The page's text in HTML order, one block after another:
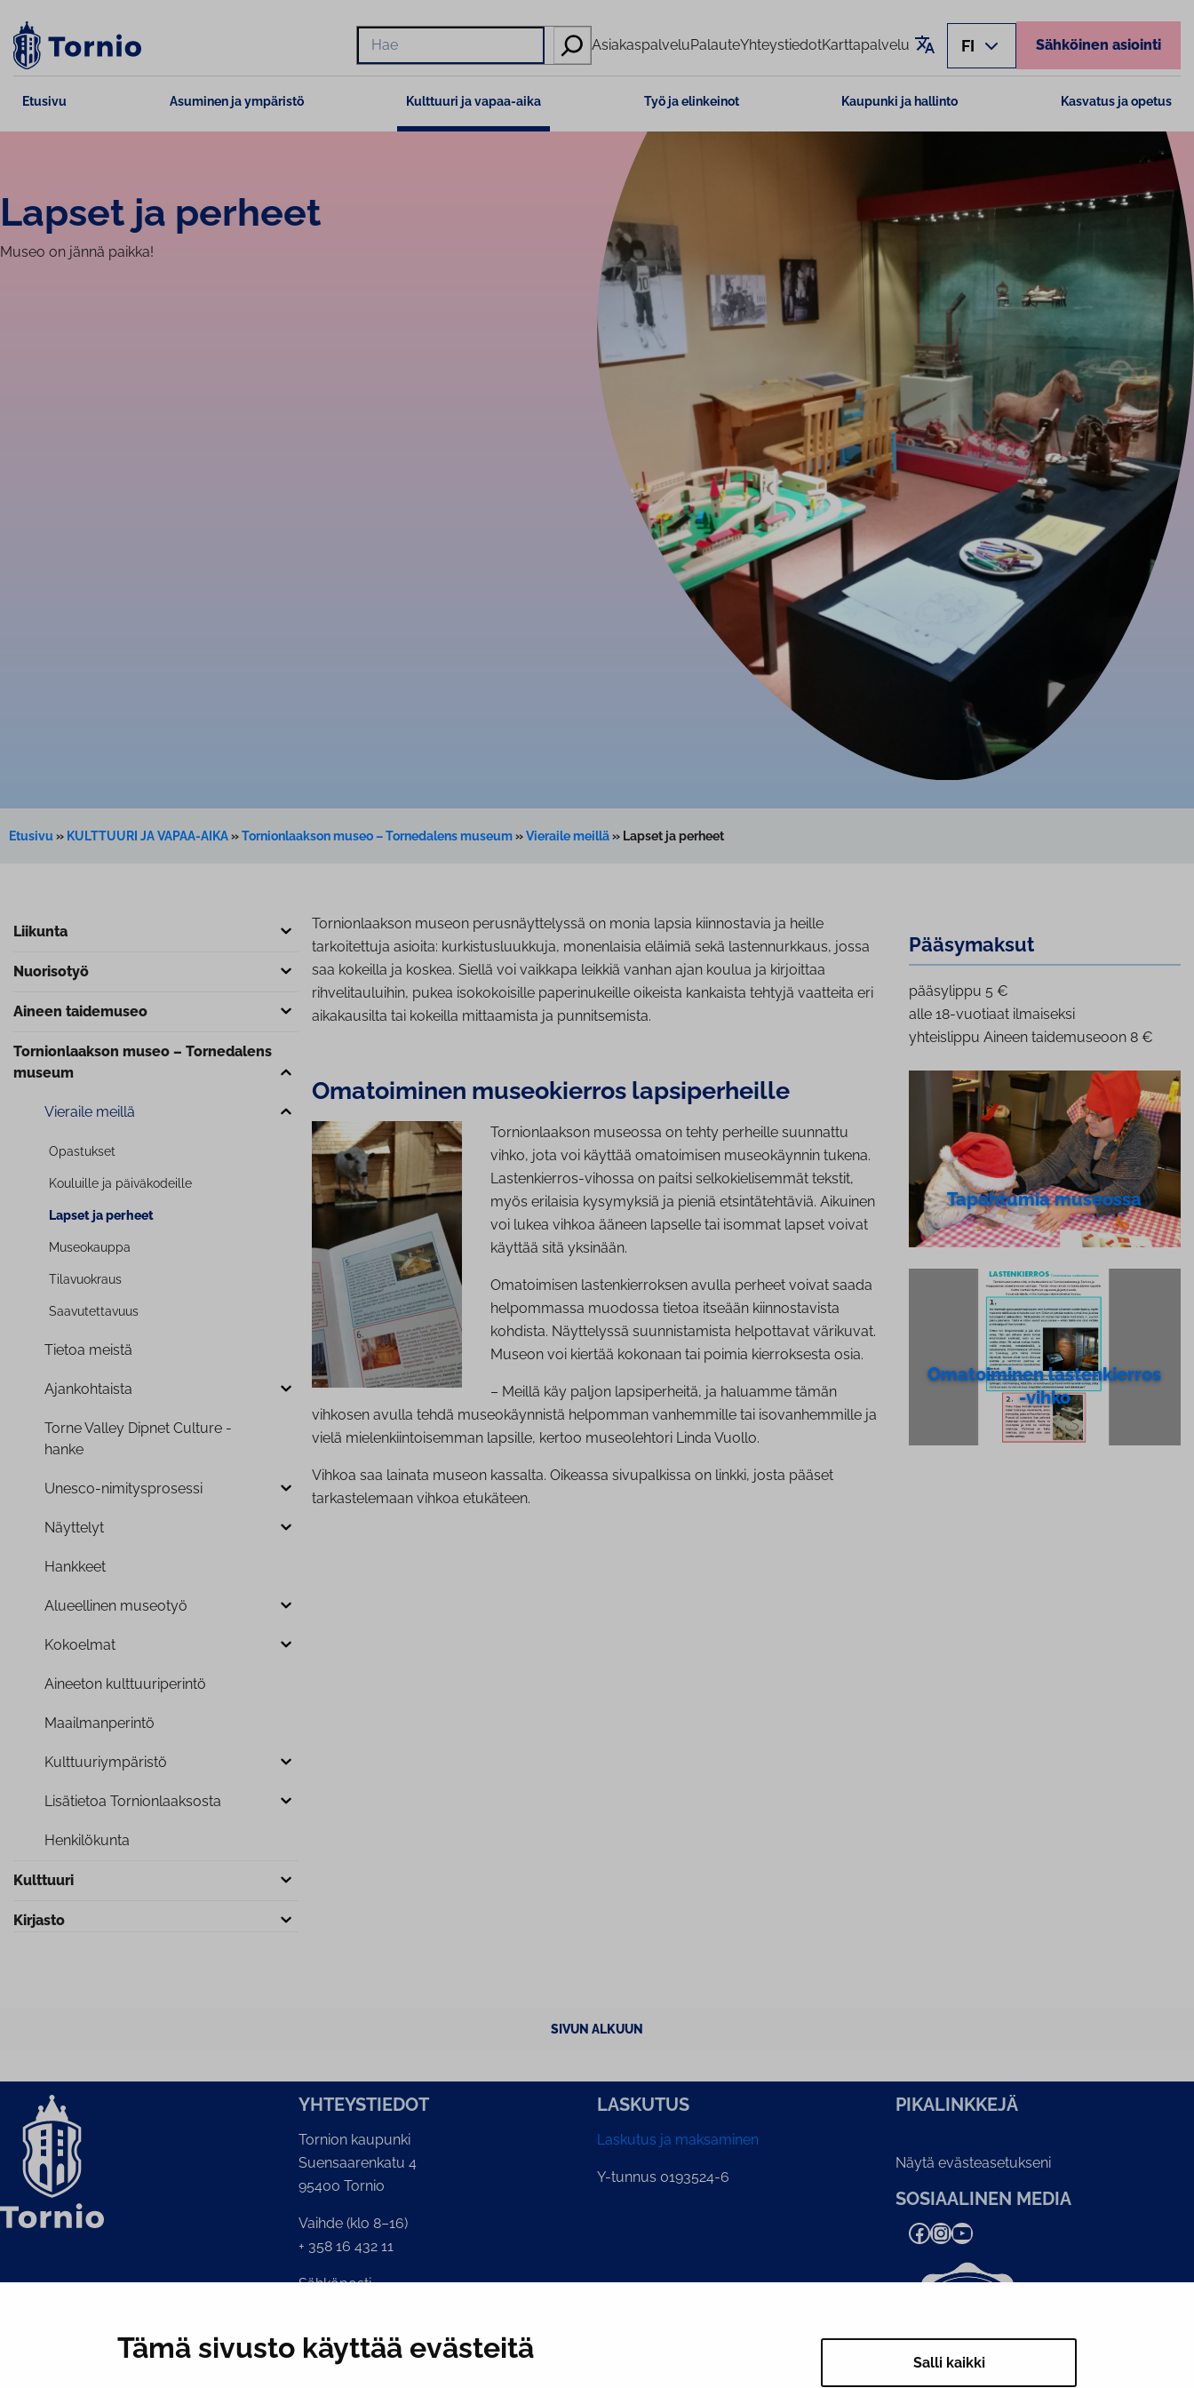
Tämä sivusto käyttää evästeitä Salli kaikki
sisältöön
Hae
AsiakaspalveluPalauteYhteystiedotKarttapalvelu Käännä sivu
FI Sähköinen asiointi
Etusivu Asuminen ja ympäristö Kulttuuri ja vapaa-aika Työ ja elinkeinot Kaupunki ja hallinto Kasvatus ja opetus
Lapset ja perheet
Museo on jännä paikka!
Etusivu » KULTTUURI JA VAPAA-AIKA»Tornionlaakson museo – Tornedalens museum»Vieraile meillä» Lapset ja perheet
Liikunta
Nuorisotyö
Aineen taidemuseo
Tor­nion­laak­son museo – Tornedalens
museum
Vieraile meillä
Opastukset
Kouluille ja päi­vä­ko­deil­le
Lapset ja perheet
Museokauppa
Ti­la­vuo­kraus
Saa­vu­tet­ta­vuus
Tietoa meistä
Ajan­koh­tais­ta
Torne Valley Dipnet Culture -
hanke
Unesco-ni­mi­tyspro­ses­si
Näyttelyt
Hankkeet
Alueellinen museotyö
Kokoelmat
Aineeton kult­tuu­ri­pe­rin­tö
Maa­il­man­pe­rin­tö
Kult­tuu­riym­pä­ris­tö
Lisätietoa Tor­nion­laak­sos­ta
Hen­ki­lö­kun­ta
Kulttuuri
Kirjasto
Tornionlaakson museon perusnäyttelyssä on monia lapsia kiinnostavia ja heille
tarkoitettuja asioita: kurkistusluukkuja, monenlaisia eläimiä sekä lastennurkkaus, jossa
saa kokeilla ja koskea. Siellä voi vaikkapa leikkiä vanhan ajan koulua ja kirjoittaa
rihvelitauluihin, pukea isokokoisille paperinukeille oikeista kankaista tehtyjä vaatteita eri
aikakausilta tai kokeilla mittaamista ja punnitsemista.
Omatoiminen museo­kier­ros lap­si­per­heil­le
Tornionlaakson museossa on tehty perheille suunnattu
vihko, jota voi käyttää omatoimisen museokäynnin tukena.
Lastenkierros-vihossa on paitsi selkokielisemmät tekstit,
myös erilaisia kysymyksiä ja pieniä etsintätehtäviä. Aikuinen
voi lukea vihkoa ääneen lapselle tai isommat lapset voivat
käyttää sitä yksinään.
Omatoimisen lastenkierroksen avulla perheet voivat saada
helpommassa muodossa tietoa itseään kiinnostavista
kohdista. Näyttelyssä suunnistamista helpottavat värikuvat.
Museon voi kiertää kokonaan tai poimia kierroksesta osia.
– Meillä käy paljon lapsiperheitä, ja haluamme tämän
vihkosen avulla tehdä museokäynnistä helpomman vanhemmille tai isovanhemmille ja
vielä mielenkiintoisemman lapsille, kertoo museolehtori Linda Vuollo.
Vihkoa saa lainata museon kassalta. Oikeassa sivupalkissa on linkki, josta pääset
tarkastelemaan vihkoa etukäteen.
Pääsymaksut
pääsylippu 5 €
alle 18-vuotiaat ilmaiseksi
yhteislippu Aineen taidemuseoon 8 €
Tapahtumia museossa
Omatoiminen las­ten­kier­ros
-vihko
SIVUN ALKUUN
YH­TEYS­TIE­DOT
Tornion kaupunki
Suensaarenkatu 4
95400 Tornio
Vaihde (klo 8–16)
+ 358 16 432 11
Sähköposti
LASKUTUS
Laskutus ja maksaminen
Y-tunnus 0193524-6
PI­KA­LINK­KE­JÄ
Näytä evästeasetukseni
SOSIAALINEN MEDIA
Facebook InstagramYouTube